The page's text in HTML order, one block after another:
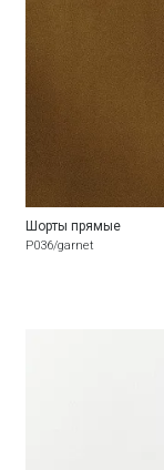
Шорты прямые
P036/garnet